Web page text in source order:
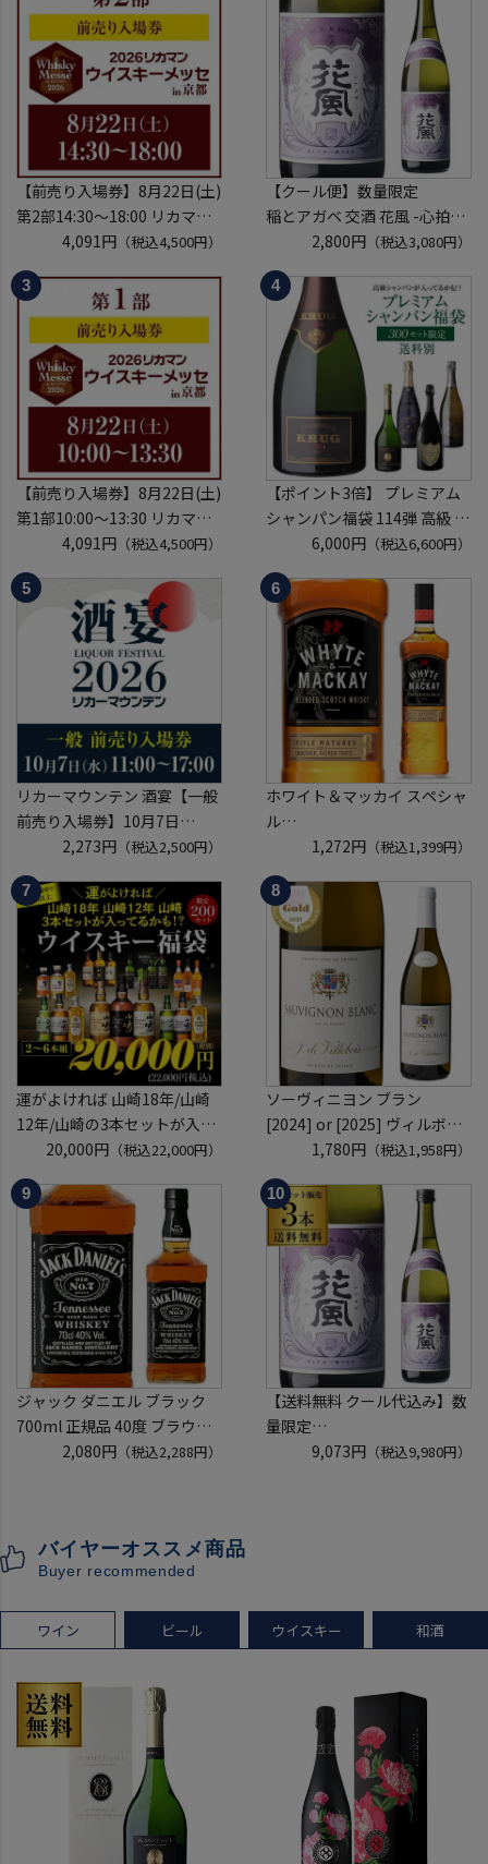
【前売り入場券】8月22日(土)
第2部14:30～18:00 リカマン
ウイスキーメッセ in京都
2026 1枚
入場券となるeチケットは【8
月中旬】にメールにて配信予
定
※代引き決済不可
4,091円（税込4,500円）
【クール便】数量限定
稲とアガベ 交酒 花風 -心拍-
KYOTO EDITION 720ml こう
しゅ はなかぜ craft sake クラ
フトサケ 秋田県 男鹿市
2,800円 （税込3,080円）
【前売り入場券】8月22日(土)
第1部10:00～13:30 リカマン
ウイスキーメッセ in京都
2026 1枚
入場券となるeチケットは【8
月上旬】にメールにて配信予
※代引き決済不可
4,091円（税込4,500円）
【ポイント3倍】 プレミアム
シャンパン福袋 114弾 高級 シ
ャンパン を探せ トゥルベ ト
レゾール クリュッグ 2004 が
入ってるかも!? 【先着300
本】 シャンパン シャンパーニ
ュ リカーマウンテン 福袋 WK
くじ 【送
6,000円 （税込6,600円）
リカーマウンテン 酒宴【一般
前売り入場券】10月7日
(水)11:00～17:00 2026
ホテルグランヴィア京都 3階
「源氏の間」
入場券となるeチケットは【9
月下旬】にメールにて配信予
定
2,273円（税込2,500円）
ホワイト＆マッカイ スペシャ
ル
40度 700ml
スコッチ ウイスキー white &
mackay scotch whisky [長S]
1,272円 （税込1,399円）
運がよければ 山崎18年/山崎
12年/山崎の3本セットが入っ
ているかも！？ ウイスキー福
袋 2～6本組 限定200セット
虎S ※必ずもらえるCP対象
(1P)
20,000円（税込22,000円）
ソーヴィニヨン ブラン
[2024] or [2025] ヴィルボワ
750ml フランス ロワール 辛
口 白ワイン 浜運A
1,780円 （税込1,958円）
ジャック ダニエル ブラック
700ml 正規品 40度 ブラウン
フォーマン2,080円（税込2,288円）
【送料無料 クール代込み】数
量限定
稲とアガベ 交酒 花風 -心拍-
9,073円 （税込9,980円）
バイヤーオススメ商品
Buyer recommended
ワイン ビール ウイスキー 和酒